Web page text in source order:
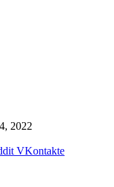
2022
VKontakte